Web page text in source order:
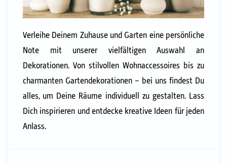
Verleihe Deinem Zuhause und Garten eine persönliche
Note mit unserer vielfältigen Auswahl an
Dekorationen. Von stilvollen Wohnaccessoires bis zu
charmanten Gartendekorationen – bei uns findest Du
alles, um Deine Räume individuell zu gestalten. Lass
Dich inspirieren und entdecke kreative Ideen für jeden
Anlass.